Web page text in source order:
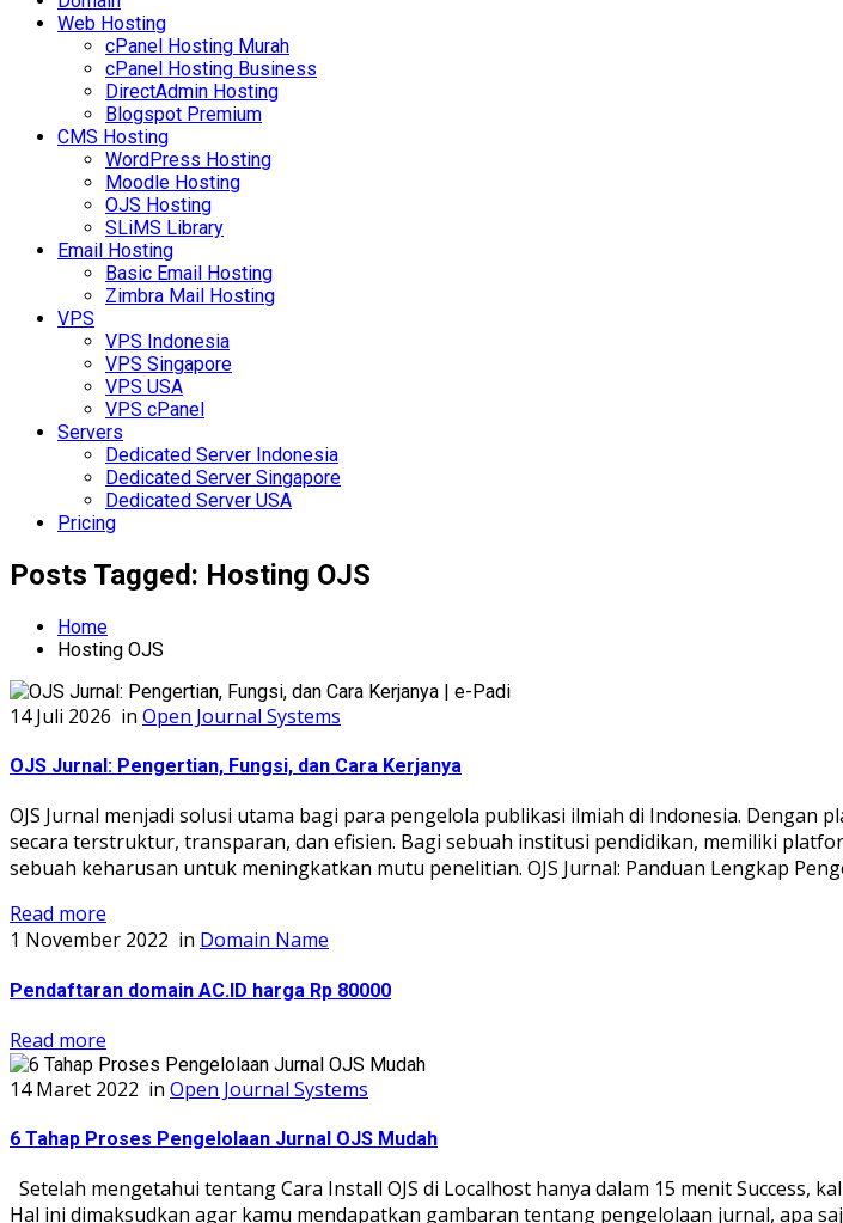
Web Hosting
cPanel Hosting Murah
cPanel Hosting Business
DirectAdmin Hosting
Blogspot Premium
CMS Hosting
WordPress Hosting
Moodle Hosting
OJS Hosting
SLiMS Library
Email Hosting
Basic Email Hosting
Zimbra Mail Hosting
VPS
VPS Indonesia
VPS Singapore
VPS USA
VPS cPanel
Servers
Dedicated Server Indonesia
Dedicated Server Singapore
Dedicated Server USA
Pricing
Posts Tagged: Hosting OJS
Home
Hosting OJS
14 Juli 2026 in Open Journal Systems
OJS Jurnal: Pengertian, Fungsi, dan Cara Kerjanya
OJS Jurnal menjadi solusi utama bagi para pengelola publikasi ilmiah di Indonesia.
secara terstruktur, transparan, dan efisien. Bagi sebuah institusi pendidikan, memiliki
sebuah keharusan untuk meningkatkan mutu penelitian. OJS Jurnal: Panduan Lengkap
Read more
1 November 2022 in Domain Name
Pendaftaran domain AC.ID harga Rp 80000
Read more
14 Maret 2022 in Open Journal Systems
6 Tahap Proses Pengelolaan Jurnal OJS Mudah
Setelah mengetahui tentang Cara Install OJS di Localhost hanya dalam 15 menit Success,
Hal ini dimaksudkan agar kamu mendapatkan gambaran tentang pengelolaan jurnal, apa